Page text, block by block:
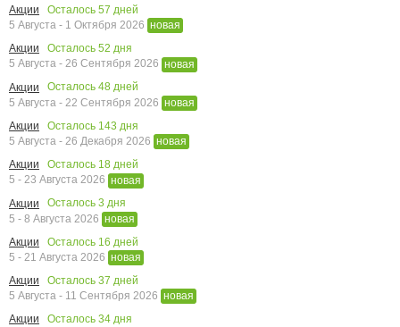
Акции
Осталось 57 дней
5 Августа - 1 Октября 2026 новая
Акции
Осталось 52 дня
5 Августа - 26 Сентября 2026 новая
Акции
Осталось 48 дней
5 Августа - 22 Сентября 2026 новая
Акции
Осталось 143 дня
5 Августа - 26 Декабря 2026 новая
Акции
Осталось 18 дней
5 - 23 Августа 2026 новая
Акции
Осталось 3 дня
5 - 8 Августа 2026 новая
Акции
Осталось 16 дней
5 - 21 Августа 2026 новая
Акции
Осталось 37 дней
5 Августа - 11 Сентября 2026 новая
Акции
Осталось 34 дня